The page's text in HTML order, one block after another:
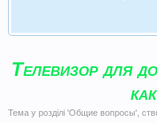
Телевизор для
Тема у розділі 'Общие вопросы',